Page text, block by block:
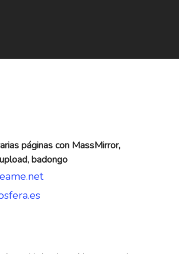
páginas con MassMirror,
badongo